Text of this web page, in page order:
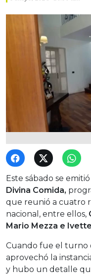
Este sábado se
Divina Comida,
que reunió a cuatro
nacional, entre ellos,
Mario Mezza e
Cuando fue el turno
aprovechó la
y hubo un detalle